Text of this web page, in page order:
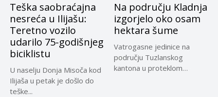
Teška saobraćajna
nesreća u Ilijašu:
Teretno vozilo
udarilo 75-godišnjeg
biciklistu
U naselju Donja Misoča kod
Ilijaša u petak je došlo do
teške...
Na području Kladnja
izgorjelo oko osam
hektara šume
Vatrogasne jedinice na
području Tuzlanskog
kantona u proteklom